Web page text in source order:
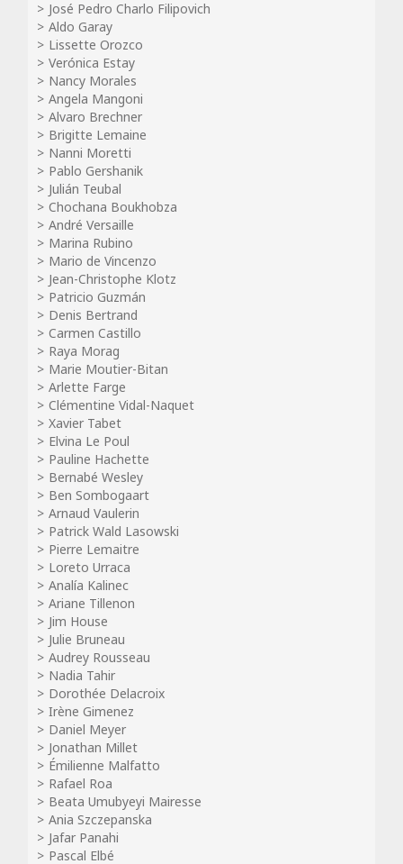
José Pedro Charlo Filipovich
Aldo Garay
Lissette Orozco
Verónica Estay
Nancy Morales
Angela Mangoni
Alvaro Brechner
Brigitte Lemaine
Nanni Moretti
Pablo Gershanik
Julián Teubal
Chochana Boukhobza
André Versaille
Marina Rubino
Mario de Vincenzo
Jean-Christophe Klotz
Patricio Guzmán
Denis Bertrand
Carmen Castillo
Raya Morag
Marie Moutier-Bitan
Arlette Farge
Clémentine Vidal-Naquet
Xavier Tabet
Elvina Le Poul
Pauline Hachette
Bernabé Wesley
Ben Sombogaart
Arnaud Vaulerin
Patrick Wald Lasowski
Pierre Lemaitre
Loreto Urraca
Analía Kalinec
Ariane Tillenon
Jim House
Julie Bruneau
Audrey Rousseau
Nadia Tahir
Dorothée Delacroix
Irène Gimenez
Daniel Meyer
Jonathan Millet
Émilienne Malfatto
Rafael Roa
Beata Umubyeyi Mairesse
Ania Szczepanska
Jafar Panahi
Pascal Elbé